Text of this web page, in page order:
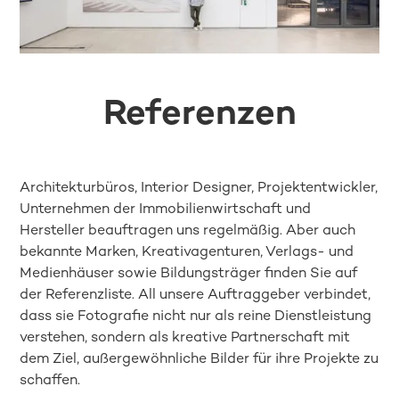
Referenzen
Architekturbüros, Interior Designer, Projektentwickler,
Unternehmen der Immobilienwirtschaft und
Hersteller beauftragen uns regelmäßig. Aber auch
bekannte Marken, Kreativagenturen, Verlags- und
Medienhäuser sowie Bildungsträger finden Sie auf
der Referenzliste. All unsere Auftraggeber verbindet,
dass sie Fotografie nicht nur als reine Dienstleistung
verstehen, sondern als kreative Partnerschaft mit
dem Ziel, außergewöhnliche Bilder für ihre Projekte zu
schaffen.